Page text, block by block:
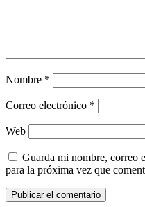
Nombre *
Correo electrónico *
Web
Guarda mi nombre, correo
para la próxima vez que